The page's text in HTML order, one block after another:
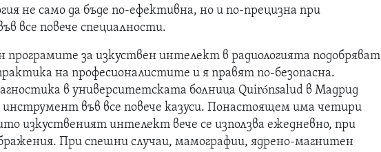
не само да бъде по-ефективна, но и по-прецизна при
все повече специалности.
програмите за изкуствен интелект в радиологията подобряват
на професионалистите и я правят по-безопасна.
в университетската болница Quirónsalud в Мадрид
инструмент във все повече казуси. Понастоящем има четири
изкуственият интелект вече се използва ежедневно, при
При спешни случаи, мамографии, ядрено-магнитен